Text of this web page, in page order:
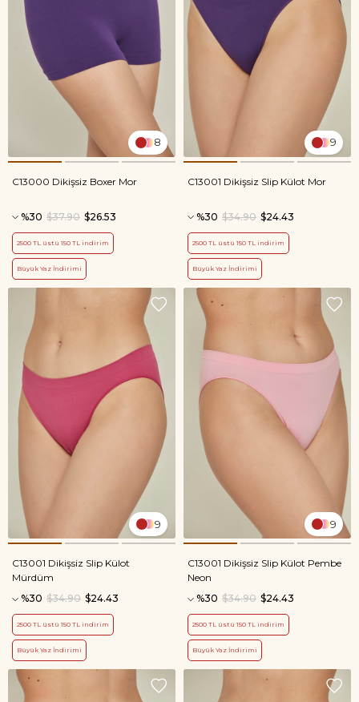
8
C13000 Dikişsiz Boxer Mor
%30 $26.53
$37.90
2500 TL üstü 150 TL indirim
Büyük Yaz İndirimi
9
C13001 Dikişsiz Slip Külot Mor
%30 $24.43
$34.90
2500 TL üstü 150 TL indirim
Büyük Yaz İndirimi
9
C13001 Dikişsiz Slip Külot
Mürdüm
%30
$24.43
$34.90
2500 TL üstü 150 TL indirim
Büyük Yaz İndirimi
9
C13001 Dikişsiz Slip Külot Pembe
Neon
%30
$24.43
$34.90
2500 TL üstü 150 TL indirim
Büyük Yaz İndirimi